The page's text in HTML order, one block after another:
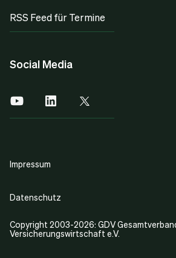
RSS Feed für Termine
Social Media
Copyright 2003-2026: GDV
Versicherungswirtschaft e.V.
Impressum
Datenschutz